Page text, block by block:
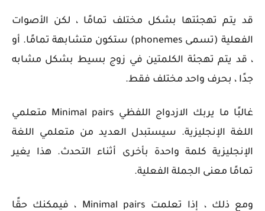
قد يتم تهجئتها بشكل مختلف تمامًا ، لكن الأصوات
الفعلية (تسمى phonemes) ستكون متشابهة تمامًا. أو
، قد يتم تهجئة الكلمتين في زوج بسيط بشكل مشابه
جدًا ، بحرف واحد مختلف فقط.
غالبًا ما يربك الازدواج اللفظي Minimal pairs متعلمي
اللغة الإنجليزية. سيستبدل العديد من متعلمي اللغة
الإنجليزية كلمة واحدة بأخرى أثناء التحدث. هذا يغير
تمامًا معنى الجملة الفعلية.
ومع ذلك ، إذا تعلمت Minimal pairs ، فيمكنك حقًا